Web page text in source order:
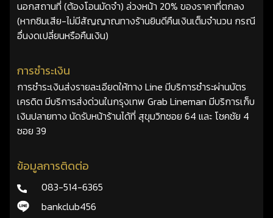
นอกสถานที่ (ต้องโอนมัดจำ) ล่วงหน้า 20% ของราคาที่ตกลง
(หากซิมเสีย-ไม่มีสัญญาณทางร้านยินดีคืนเงินเต็มจำนวน กรณี
อื่นงดเปลี่ยนหรือคืนเงิน)
การชำระเงิน
การชำระเงินส่งรายละเอียดให้ทาง Line มีบริการชำระผ่านบัตร
เครดิต มีบริการส่งด่วนในกรุงเทพ Grab Lineman มีบริการเก็บ
เงินปลายทาง นัดรับหน้าร้านได้ที่ สุขุมวิทซอย 64 และ โชคชัย 4
ซอย 39
ข้อมูลการติดต่อ
083-514-6365
bankclub456